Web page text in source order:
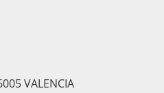
VALENCIA